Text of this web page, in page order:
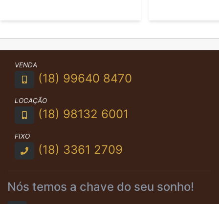
VENDA
(18) 99640 8470
LOCAÇÃO
(18) 98132 6001
FIXO
(18) 3361 2709
Nós temos a chave do seu sonho!